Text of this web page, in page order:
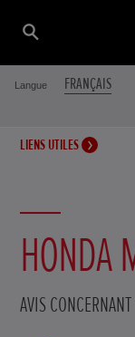
Langue FRANÇAIS
LIENS UTILES
HONDA
AVIS